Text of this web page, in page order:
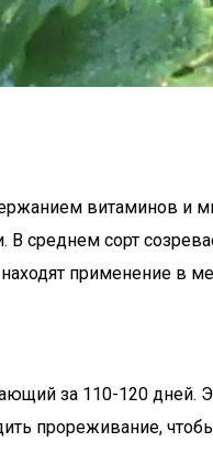
витаминов и
среднем сорт
применение в
за 110-120
прореживание,